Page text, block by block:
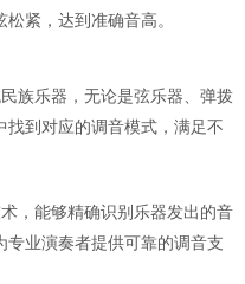
紧，达到准确音高。
族乐器，无论是弦乐器、弹拨
找到对应的调音模式，满足不
，能够精确识别乐器发出的音
业演奏者提供可靠的调音支